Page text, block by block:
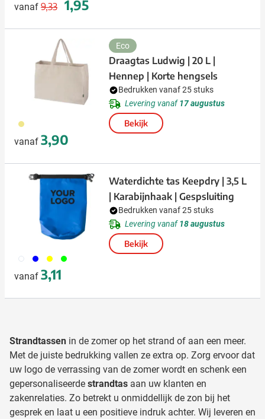
vanaf 9,33 1,95
013
vanaf 3,90
Eco
Draagtas Ludwig | 20 L |
Hennep | Korte hengsels
Bedrukken vanaf 25 stuks
Levering vanaf17 augustus
Bekijk
002 005 006 019
vanaf 3,11
Waterdichte tas Keepdry | 3,5 L
| Karabijnhaak | Gespsluiting
Bedrukken vanaf 25 stuks
Levering vanaf18 augustus
Bekijk
Strandtassen in de zomer op het strand of aan een meer.
Met de juiste bedrukking vallen ze extra op. Zorg ervoor dat
uw logo de verrassing van de zomer wordt en schenk een
gepersonaliseerde strandtas aan uw klanten en
zakenrelaties. Zo betrekt u onmiddellijk de zon bij het
gesprek en laat u een positieve indruk achter. Wij leveren en